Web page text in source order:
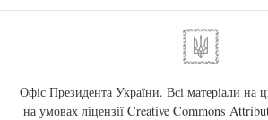
Офіс Президента України. Всі матеріали на
на умовах ліцензії Creative Commons